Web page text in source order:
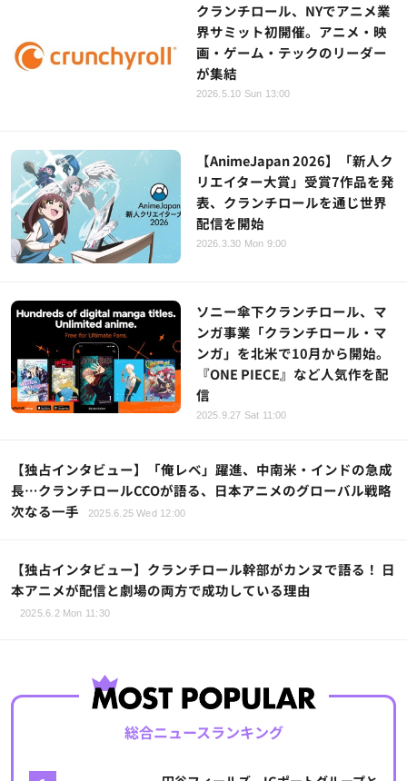
クランチロール、NYでアニメ業
界サミット初開催。アニメ・映
画・ゲーム・テックのリーダー
が集結
2026.5.10 Sun 13:00
【AnimeJapan 2026】「新人ク
リエイター大賞」受賞7作品を発
表、クランチロールを通じ世界
配信を開始
2026.3.30 Mon 9:00
ソニー傘下クランチロール、マ
ンガ事業「クランチロール・マ
ンガ」を北米で10月から開始。
『ONE PIECE』など人気作を配
信
2025.9.27 Sat 11:00
【独占インタビュー】「俺レベ」躍進、中南米・インドの急成
長…クランチロールCCOが語る、日本アニメのグローバル戦略
次なる一手
2025.6.25 Wed 12:00
【独占インタビュー】クランチロール幹部がカンヌで語る！ 日
本アニメが配信と劇場の両方で成功している理由
2025.6.2 Mon 11:30
総合ニュースランキング